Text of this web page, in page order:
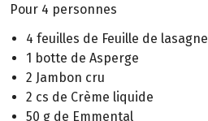
Pour 4 personnes
4 feuilles de Feuille de lasagne
1 botte de Asperge
2 Jambon cru
2 cs de Crème liquide
50 g de Emmental